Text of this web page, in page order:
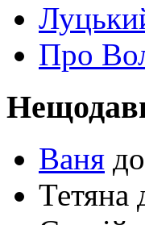
Про
Ваня до
Тетяна